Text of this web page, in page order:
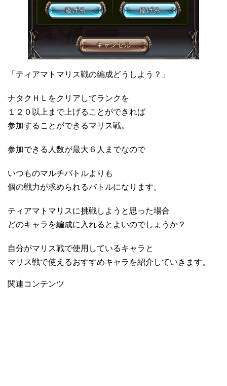
「ティアマトマリス戦の編成どうしよう？」
ナタクＨＬをクリアしてランクを
１２０以上まで上げることができれば
参加することができるマリス戦。
参加できる人数が最大６人までなので
いつものマルチバトルよりも
個の戦力が求められるバトルになります。
ティアマトマリスに挑戦しようと思った場合
どのキャラを編成に入れるとよいのでしょうか？
自分がマリス戦で使用しているキャラと
マリス戦で使えるおすすめキャラを紹介していきます。
関連コンテンツ